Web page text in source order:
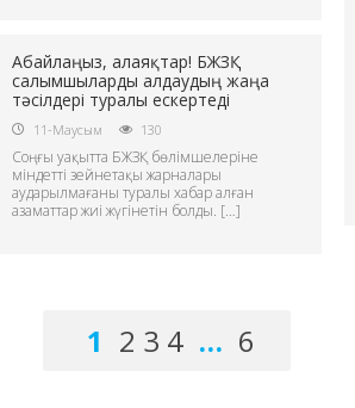
Абайлаңыз, алаяқтар! БЖЗҚ
салымшыларды алдаудың жаңа
тәсілдері туралы ескертеді
11-Маусым 130
Соңғы уақытта БЖЗҚ бөлімшелеріне
міндетті зейнетақы жарналары
аударылмағаны туралы хабар алған
азаматтар жиі жүгінетін болды. […]
1 2 3 4 … 6